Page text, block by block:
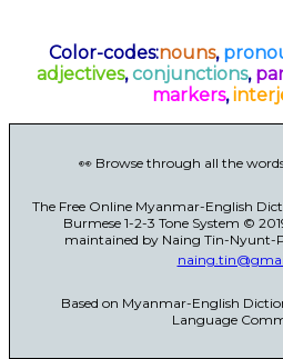
Color-codes:nouns,
adjectives,conjunctions,
markers,
👀 Browse through all the
The Free Online Myanmar-English
Burmese 1-2-3 Tone System ©
maintained by Naing Tin-Nyunt-
Based on Myanmar-English
Language